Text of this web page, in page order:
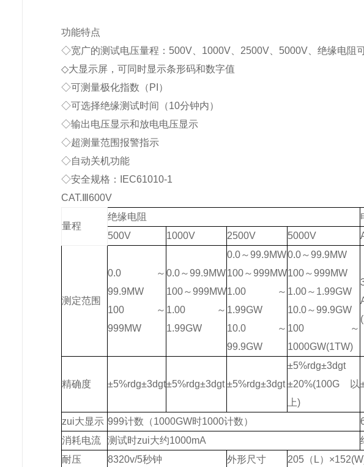
功能特点
◇宽广的测试电压量程：500V、1000V、2500V、5000V、绝缘电阻
◇大显示屏，可同时显示条形码和数字值
◇可测量极化指数（PI）
◇可选择绝缘测试时间（10分钟内）
◇输出电压显示和放电电压显示
◇超测量范围报警指示
◇自动关机功能
◇安全规格：IEC61010-1
CAT.Ⅲ600V
量程
绝缘电阻
500V
1000V 2500V 5000V
测定范围
0.0 ～
99.9MW
100 ～
999MW
0.0～99.9MW
100～999MW
1.00 ～
1.99GW
0.0～99.9MW
100～999MW
1.00 ～
1.99GW
10.0 ～
99.9GW
0.0～99.9MW
100～999MW
1.00～1.99GW
10.0～99.9GW
100 ～
1000GW(1TW)
精确度 ±5%rdg±3dgt±5%rdg±3dgt ±5%rdg±3dgt
±5%rdg±3dgt
±20%(100G以
上)
zui大显示 999计数（1000GW时1000计数）
消耗电流
测试时zui大约1000mA
耐压
8320v/5秒钟 外形尺寸 205 （L）